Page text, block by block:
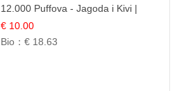
12.000 Puffova - Jagoda i Kivi |
Sočna Voćna Kombinacija
€ 10.00
Bio：€ 18.63